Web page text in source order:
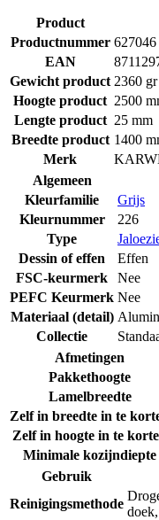
Product
Productnummer 627046
EAN
Gewicht product 2360 gr
Hoogte product 2500
Lengte product 25 mm
Breedte product 1400
Merk
Algemeen
Kleurfamilie
Grijs
Kleurnummer
226
Type
Dessin of effen
Effen
FSC-keurmerk
Nee
PEFC Keurmerk Nee
Materiaal (detail)
Collectie
Afmetingen
Pakkethoogte
Lamelbreedte
Zelf in breedte in te
Zelf in hoogte in te
Minimale kozijndiepte
Gebruik
Reinigingsmethode
doek,